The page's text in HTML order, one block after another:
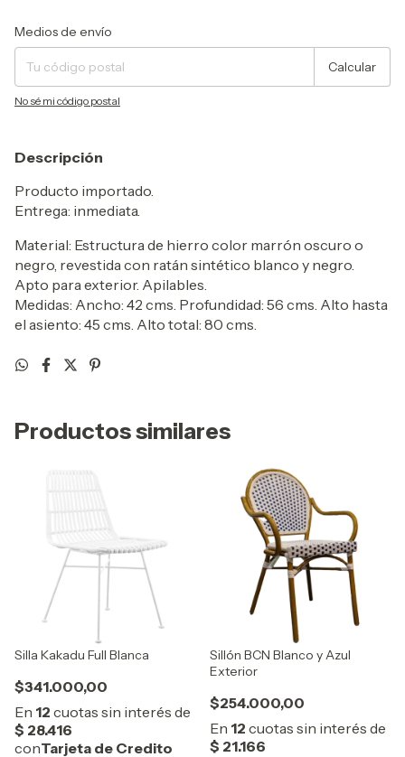
Entregas para el CP:
Medios de envío
Calcular
No sé mi código postal
Descripción
Producto importado.
Entrega: inmediata.
Material: Estructura de hierro color marrón oscuro o
negro, revestida con ratán sintético blanco y negro.
Apto para exterior. Apilables.
Medidas: Ancho: 42 cms. Profundidad: 56 cms. Alto hasta
el asiento: 45 cms. Alto total: 80 cms.
Productos similares
Silla Kakadu Full Blanca
$341.000,00
Sillón BCN Blanco y Azul
Exterior
$254.000,00